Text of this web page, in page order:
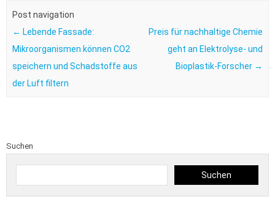
Post navigation
← Lebende Fassade:
Mikroorganismen können CO2
speichern und Schadstoffe aus
der Luft filtern
Preis für nachhaltige Chemie
geht an Elektrolyse- und
Bioplastik-Forscher →
Suchen
Suchen